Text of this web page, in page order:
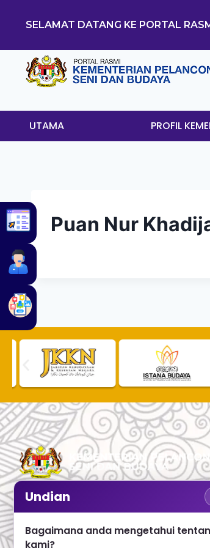
SELAMAT DATANG KE PORTAL
UTAMA PROFIL
Puan Nur
No. 2, Menara 1, Jalan P5/6, Presint
+603 8000 8000
Undian
Bagaimana anda mengetahui
kami?